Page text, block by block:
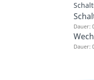
Dauer:
Dauer: